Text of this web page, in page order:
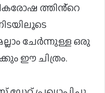
ത്തിൻ്റെ
ചേർന്നുള്ള ഒരു
ഈ ചിത്രം.